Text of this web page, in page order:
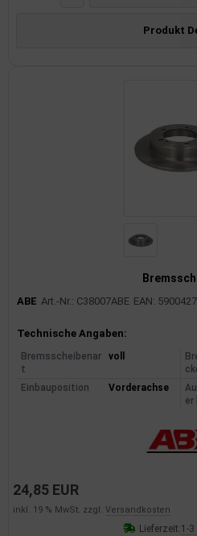
Produkt
ABE Art.-Nr.: C38007ABE EAN:
Produktinformationen
Technische Angaben:
Bremsscheibenar
t
voll
Einbauposition Vorderachse
er
24,85 EUR
inkl. 19 % MwSt. zzgl. Versandkosten
Lieferzeit:1-3